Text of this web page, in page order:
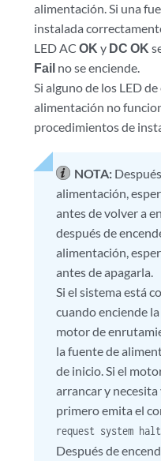
alimentación. Si una
instalada
LED AC OK y DC OK
Fail no se enciende.
Si alguno de los LED
alimentación no
procedimientos de
NOTA:
alimentación,
antes de volver a
después de
alimentación,
antes de apagarla.
Si el sistema está
cuando enciende
motor de
la fuente de
de inicio. Si el
arrancar y necesita
primero emita el
request system halt
Después de